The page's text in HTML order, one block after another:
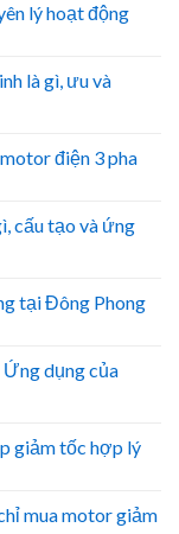
lý hoạt động
là gì, ưu và
điện 3 pha
cấu tạo và ứng
tại Đông Phong
dụng của
giảm tốc hợp lý
mua motor giảm